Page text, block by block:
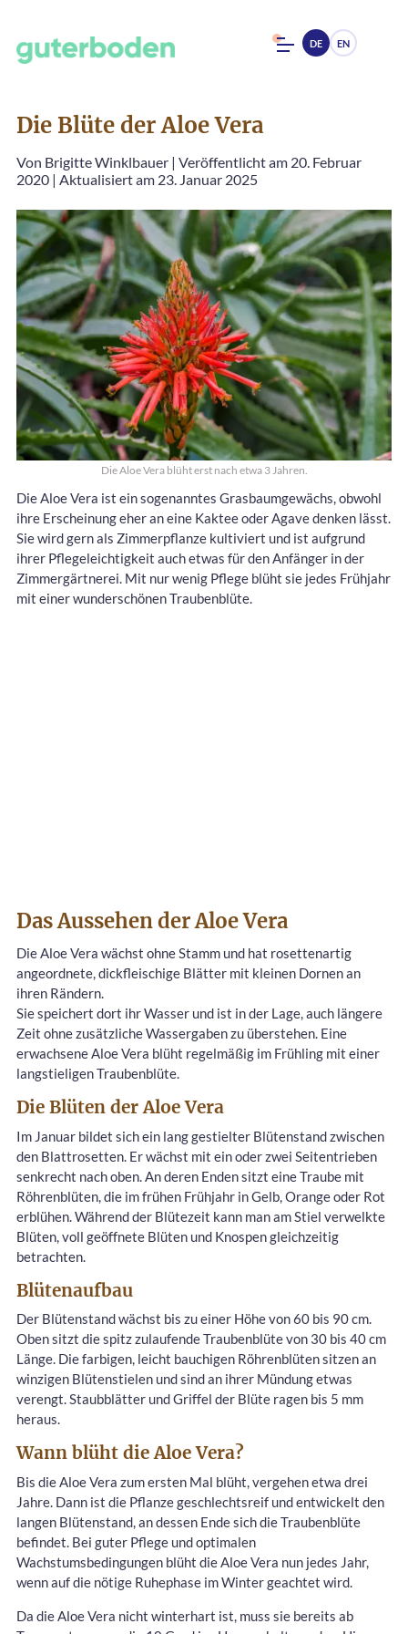
DE EN
Die Blüte der Aloe Vera
Von Brigitte Winklbauer | Veröffentlicht am 20. Februar
2020 | Aktualisiert am 23. Januar 2025
Die Aloe Vera blüht erst nach etwa 3 Jahren.
Die Aloe Vera ist ein sogenanntes Grasbaumgewächs, obwohl
ihre Erscheinung eher an eine Kaktee oder Agave denken lässt.
Sie wird gern als Zimmerpflanze kultiviert und ist aufgrund
ihrer Pflegeleichtigkeit auch etwas für den Anfänger in der
Zimmergärtnerei. Mit nur wenig Pflege blüht sie jedes Frühjahr
mit einer wunderschönen Traubenblüte.
Das Aussehen der Aloe Vera
Die Aloe Vera wächst ohne Stamm und hat rosettenartig
angeordnete, dickfleischige Blätter mit kleinen Dornen an
ihren Rändern.
Sie speichert dort ihr Wasser und ist in der Lage, auch längere
Zeit ohne zusätzliche Wassergaben zu überstehen. Eine
erwachsene Aloe Vera blüht regelmäßig im Frühling mit einer
langstieligen Traubenblüte.
Die Blüten der Aloe Vera
Im Januar bildet sich ein lang gestielter Blütenstand zwischen
den Blattrosetten. Er wächst mit ein oder zwei Seitentrieben
senkrecht nach oben. An deren Enden sitzt eine Traube mit
Röhrenblüten, die im frühen Frühjahr in Gelb, Orange oder Rot
erblühen. Während der Blütezeit kann man am Stiel verwelkte
Blüten, voll geöffnete Blüten und Knospen gleichzeitig
betrachten.
Blütenaufbau
Der Blütenstand wächst bis zu einer Höhe von 60 bis 90 cm.
Oben sitzt die spitz zulaufende Traubenblüte von 30 bis 40 cm
Länge. Die farbigen, leicht bauchigen Röhrenblüten sitzen an
winzigen Blütenstielen und sind an ihrer Mündung etwas
verengt. Staubblätter und Griffel der Blüte ragen bis 5 mm
heraus.
Wann blüht die Aloe Vera?
Bis die Aloe Vera zum ersten Mal blüht, vergehen etwa drei
Jahre. Dann ist die Pflanze geschlechtsreif und entwickelt den
langen Blütenstand, an dessen Ende sich die Traubenblüte
befindet. Bei guter Pflege und optimalen
Wachstumsbedingungen blüht die Aloe Vera nun jedes Jahr,
wenn auf die nötige Ruhephase im Winter geachtet wird.
Da die Aloe Vera nicht winterhart ist, muss sie bereits ab